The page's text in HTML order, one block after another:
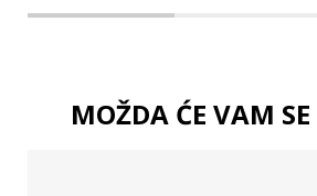
MOŽDA ĆE VAM SE